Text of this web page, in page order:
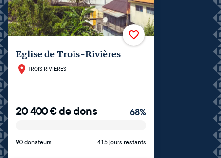
Eglise de Trois-Rivières
TROIS RIVIERES
20 400€de dons 68%
90 donateurs 415 jours restants